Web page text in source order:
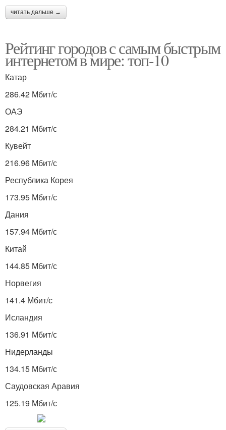
читать дальше →
Рейтинг городов с самым быстрым
интернетом в мире: топ-10
Катар
286.42 Мбит/с
ОАЭ
284.21 Мбит/с
Кувейт
216.96 Мбит/с
Республика Корея
173.95 Мбит/с
Дания
157.94 Мбит/с
Китай
144.85 Мбит/с
Норвегия
141.4 Мбит/с
Исландия
136.91 Мбит/с
Нидерланды
134.15 Мбит/с
Саудовская Аравия
125.19 Мбит/с